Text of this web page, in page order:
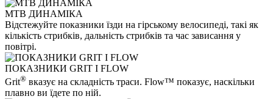
MTB ДИНАМІКА
Відстежуйте показники їзди на гірському велосипеді, такі як
кількість стрибків, дальність стрибків та час зависання у
повітрі.
ПОКАЗНИКИ GRIT І FLOW
Grit® вказує на складність траси. Flow™ показує, наскільки
плавно ви їдете по ній.